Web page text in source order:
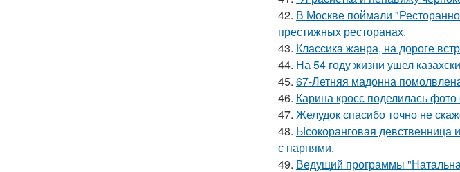
42. В Москве поймали
престижных ресторанах.
43. Классика жанра, на дороге
44. На 54 году жизни ушел
45. 67-Летняя мадонна
46. Карина кросс поделилась
47. Желудок спасибо точно не
48. Ысокоранговая девственница
с парнями.
49. Ведущий программы